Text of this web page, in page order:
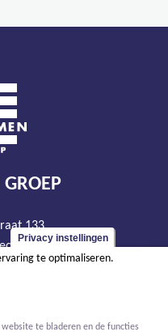
133
965
Privacy instellingen
te optimaliseren.
website te bladeren en de functies